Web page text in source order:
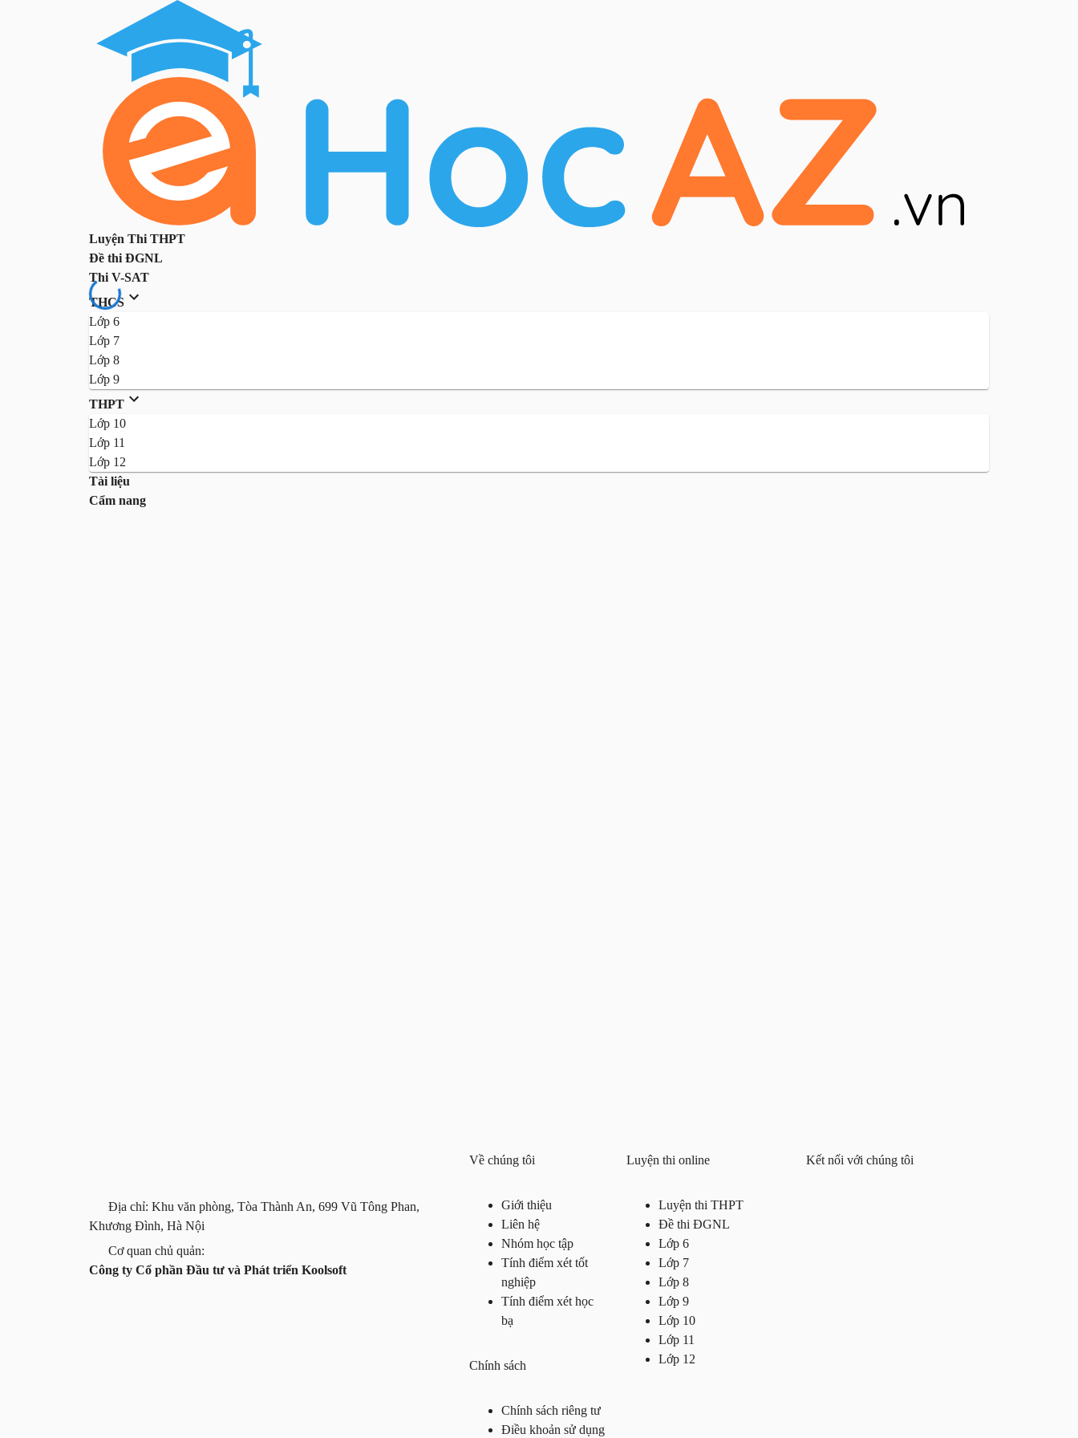
Luyện Thi THPT
Đề thi ĐGNL
Thi V-SAT
THCS
Lớp 6
Lớp 7
Lớp 8
Lớp 9
THPT
Lớp 10
Lớp 11
Lớp 12
Tài liệu
Cẩm nang
Địa chỉ: Khu văn phòng, Tòa Thành An, 699 Vũ Tông Phan,
Khương Đình, Hà Nội
Cơ quan chủ quản:
Công ty Cổ phần Đầu tư và Phát triển Koolsoft
Về chúng tôi
Giới thiệu
Liên hệ
Nhóm học tập
Tính điểm xét tốt
nghiệp
Tính điểm xét học
bạ
Chính sách
Chính sách riêng tư
Điều khoản sử dụng
Luyện thi online
Luyện thi THPT
Đề thi ĐGNL
Lớp 6
Lớp 7
Lớp 8
Lớp 9
Lớp 10
Lớp 11
Lớp 12
Kết nối với chúng tôi